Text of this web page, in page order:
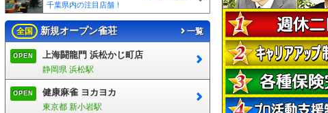
千葉県内の注目店舗！
全国 新規オープン雀荘 一覧
OPEN 上海闘龍門 浜松かじ町店
静岡県 浜松駅
OPEN 健康麻雀 ヨカヨカ
東京都 新小岩駅